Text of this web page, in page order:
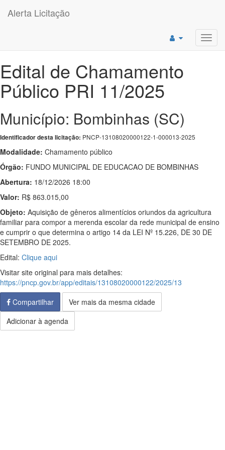
Alerta Licitação
Edital de Chamamento
Público PRI 11/2025
Município: Bombinhas (SC)
Identificador desta licitação: PNCP-13108020000122-1-000013-2025
Modalidade: Chamamento público
Órgão: FUNDO MUNICIPAL DE EDUCACAO DE BOMBINHAS
Abertura: 18/12/2026 18:00
Valor: R$ 863.015,00
Objeto: Aquisição de gêneros alimentícios oriundos da agricultura
familiar para compor a merenda escolar da rede municipal de ensino
e cumprir o que determina o artigo 14 da LEI Nº 15.226, DE 30 DE
SETEMBRO DE 2025.
Edital: Clique aqui
Visitar site original para mais detalhes:
https://pncp.gov.br/app/editais/13108020000122/2025/13
Compartilhar
Ver mais da mesma cidade
Adicionar à agenda